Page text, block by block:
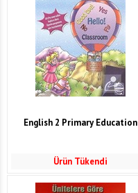
English 2 Primary Education
Ürün Tükendi